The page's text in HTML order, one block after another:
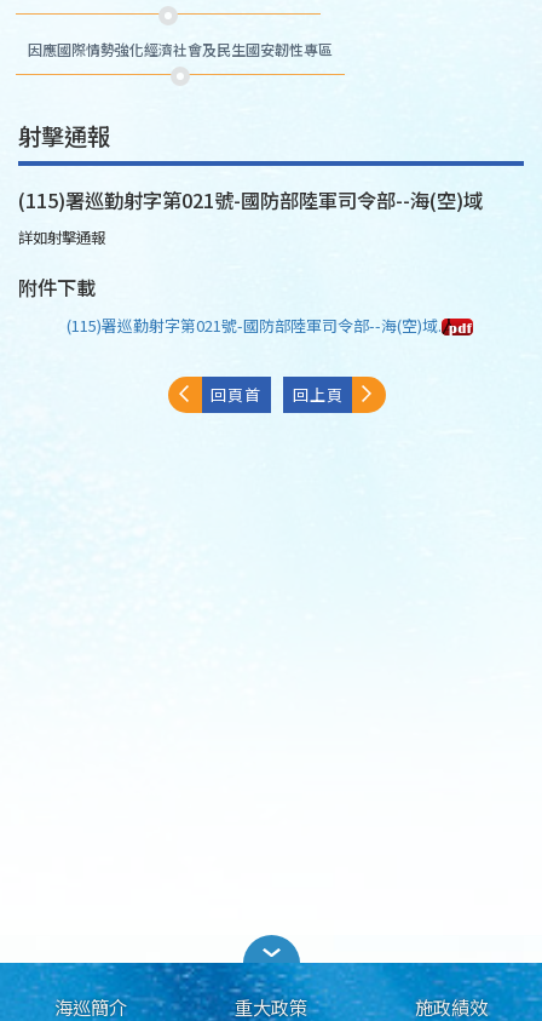
因應國際情勢強化經濟社會及民生國安韌性專區
射擊通報
(115)署巡勤射字第021號-國防部陸軍司令部--海(空)域
詳如射擊通報
附件下載
(115)署巡勤射字第021號-國防部陸軍司令部--海(空)域.
回頁首 回上頁
海巡簡介 重大政策 施政績效